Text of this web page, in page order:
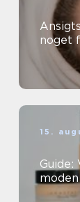
noget
15.